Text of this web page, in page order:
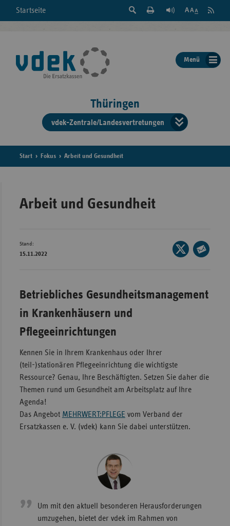
Startseite
Suche
der
Seite
Feed
Menü
Thüringen
vdek-Zentrale/Landesvertretungen
der
Start Fokus Arbeit und Gesundheit
Arbeit und Gesundheit
Stand:
15.11.2022
Seite
auf
Mail
Betriebliches Gesundheitsmanagement
in Krankenhäusern und
Pflegeeinrichtungen
Kennen Sie in Ihrem Krankenhaus oder Ihrer
(teil-)stationären Pflegeeinrichtung die wichtigste
Ressource? Genau, Ihre Beschäftigten. Setzen Sie daher die
Themen rund um Gesundheit am Arbeitsplatz auf Ihre
Agenda!
Das Angebot MEHRWERT:PFLEGE vom Verband der
Ersatzkassen e. V. (vdek) kann Sie dabei unterstützen.
Um mit den aktuell besonderen Herausforderungen
umzugehen, bietet der vdek im Rahmen von